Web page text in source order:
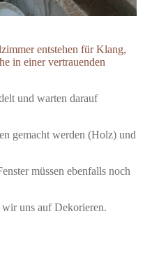
entstehen für Klang,
in einer vertrauenden
und warten darauf
gemacht werden (Holz) und
müssen ebenfalls noch
uns auf Dekorieren.